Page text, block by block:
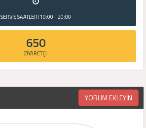
SERVİS SAATLERİ 10:00 - 20:00
650
ZİYARETÇİ
YORUM EKLEYİN